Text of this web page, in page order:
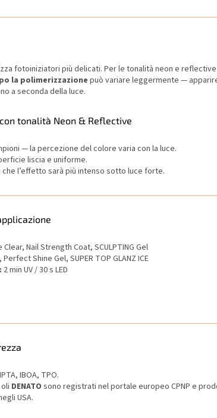
fotoiniziatori più delicati. Per le tonalità neon e reflective
la polimerizzazione può variare leggermente —
a seconda della luce.
tonalità Neon & Reflective
— la percezione del colore varia con la luce.
liscia e uniforme.
l’effetto sarà più intenso sotto luce forte.
Clear, Nail Strength Coat, SCULPTING Gel
Shine Gel, SUPER TOP GLANZ ICE
2 min UV / 30 s LED
IBOA, TPO.
DENATO sono registrati nel portale europeo CPNP e
USA.